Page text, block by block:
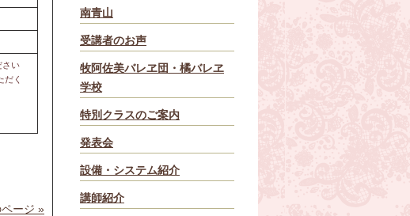
さい
く
ページ »
南青山
受講者のお声
牧阿佐美バレヱ団・橘バレヱ
学校
特別クラスのご案内
発表会
設備・システム紹介
講師紹介